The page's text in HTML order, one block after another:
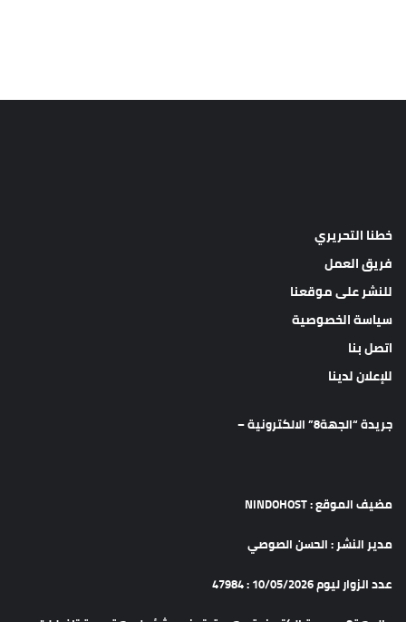
خطنا التحريري
فريق العمل
للنشر على موقعنا
سياسة الخصوصية
اتصل بنا
للإعلان لدينا
جريدة “الجهة8” الالكترونية –
مضيف الموقع : NINDOHOST
مدير النشر : الحسن الصوصي
عدد الزوار ليوم 10/05/2026 : 47984